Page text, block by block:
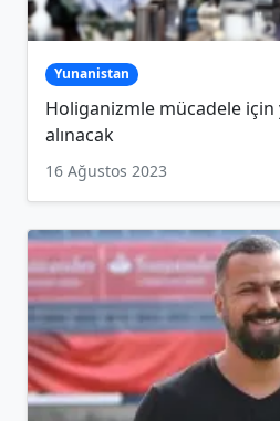
Yunanistan
Holiganizmle mücadele
alınacak
16 Ağustos 2023